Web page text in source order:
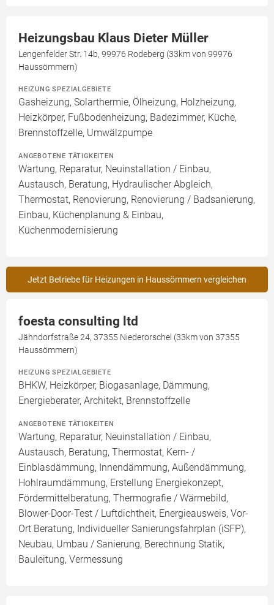
Heizungsbau Klaus Dieter Müller
Lengenfelder Str. 14b, 99976 Rodeberg (33km von 99976
Haussömmern)
HEIZUNG SPEZIALGEBIETE
Gasheizung, Solarthermie, Ölheizung, Holzheizung,
Heizkörper, Fußbodenheizung, Badezimmer, Küche,
Brennstoffzelle, Umwälzpumpe
ANGEBOTENE TÄTIGKEITEN
Wartung, Reparatur, Neuinstallation / Einbau,
Austausch, Beratung, Hydraulischer Abgleich,
Thermostat, Renovierung, Renovierung / Badsanierung,
Einbau, Küchenplanung & Einbau,
Küchenmodernisierung
Jetzt Betriebe für Heizungen in Haussömmern vergleichen
foesta consulting ltd
Jähndorfstraße 24, 37355 Niederorschel (33km von 37355
Haussömmern)
HEIZUNG SPEZIALGEBIETE
BHKW, Heizkörper, Biogasanlage, Dämmung,
Energieberater, Architekt, Brennstoffzelle
ANGEBOTENE TÄTIGKEITEN
Wartung, Reparatur, Neuinstallation / Einbau,
Austausch, Beratung, Thermostat, Kern- /
Einblasdämmung, Innendämmung, Außendämmung,
Hohlraumdämmung, Erstellung Energiekonzept,
Fördermittelberatung, Thermografie / Wärmebild,
Blower-Door-Test / Luftdichtheit, Energieausweis, Vor-
Ort Beratung, Individueller Sanierungsfahrplan (iSFP),
Neubau, Umbau / Sanierung, Berechnung Statik,
Bauleitung, Vermessung